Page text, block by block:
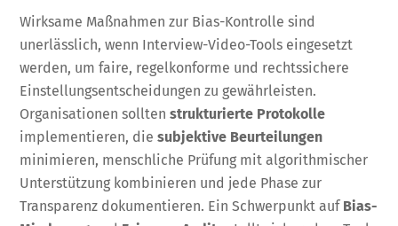
Wirksame Maßnahmen zur Bias-Kontrolle sind
unerlässlich, wenn Interview-Video-Tools eingesetzt
werden, um faire, regelkonforme und rechtssichere
Einstellungsentscheidungen zu gewährleisten.
Organisationen solltenstrukturierte Protokolle
implementieren, diesubjektive Beurteilungen
minimieren, menschliche Prüfung mit algorithmischer
Unterstützung kombinieren und jede Phase zur
Transparenz dokumentieren. Ein Schwerpunkt auf Bias-